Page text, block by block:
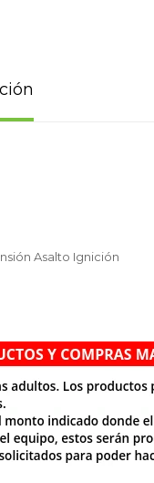
Asalto Ignición